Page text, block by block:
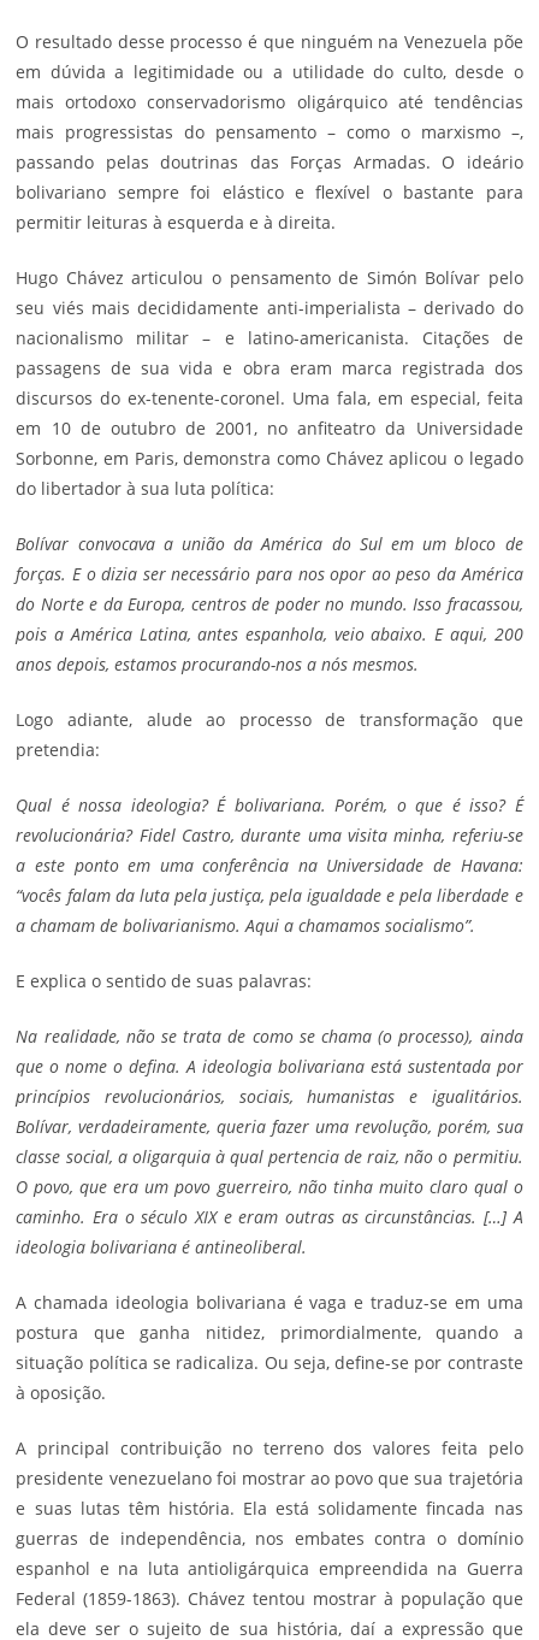
O resultado desse processo é que ninguém na Venezuela põe
em dúvida a legitimidade ou a utilidade do culto, desde o
mais ortodoxo conservadorismo oligárquico até tendências
mais progressistas do pensamento – como o marxismo –,
passando pelas doutrinas das Forças Armadas. O ideário
bolivariano sempre foi elástico e flexível o bastante para
permitir leituras à esquerda e à direita.
Hugo Chávez articulou o pensamento de Simón Bolívar pelo
seu viés mais decididamente anti-imperialista – derivado do
nacionalismo militar – e latino-americanista. Citações de
passagens de sua vida e obra eram marca registrada dos
discursos do ex-tenente-coronel. Uma fala, em especial, feita
em 10 de outubro de 2001, no anfiteatro da Universidade
Sorbonne, em Paris, demonstra como Chávez aplicou o legado
do libertador à sua luta política:
Bolívar convocava a união da América do Sul em um bloco de
forças. E o dizia ser necessário para nos opor ao peso da América
do Norte e da Europa, centros de poder no mundo. Isso fracassou,
pois a América Latina, antes espanhola, veio abaixo. E aqui, 200
anos depois, estamos procurando-nos a nós mesmos.
Logo adiante, alude ao processo de transformação que
pretendia:
Qual é nossa ideologia? É bolivariana. Porém, o que é isso? É
revolucionária? Fidel Castro, durante uma visita minha, referiu-se
a este ponto em uma conferência na Universidade de Havana:
“vocês falam da luta pela justiça, pela igualdade e pela liberdade e
a chamam de bolivarianismo. Aqui a chamamos socialismo”.
E explica o sentido de suas palavras:
Na realidade, não se trata de como se chama (o processo), ainda
que o nome o defina. A ideologia bolivariana está sustentada por
princípios revolucionários, sociais, humanistas e igualitários.
Bolívar, verdadeiramente, queria fazer uma revolução, porém, sua
classe social, a oligarquia à qual pertencia de raiz, não o permitiu.
O povo, que era um povo guerreiro, não tinha muito claro qual o
caminho. Era o século XIX e eram outras as circunstâncias. […] A
ideologia bolivariana é antineoliberal.
A chamada ideologia bolivariana é vaga e traduz-se em uma
postura que ganha nitidez, primordialmente, quando a
situação política se radicaliza. Ou seja, define-se por contraste
à oposição.
A principal contribuição no terreno dos valores feita pelo
presidente venezuelano foi mostrar ao povo que sua trajetória
e suas lutas têm história. Ela está solidamente fincada nas
guerras de independência, nos embates contra o domínio
espanhol e na luta antioligárquica empreendida na Guerra
Federal (1859-1863). Chávez tentou mostrar à população que
ela deve ser o sujeito de sua história, daí a expressão que